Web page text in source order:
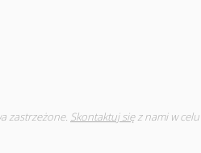
zastrzeżone. Skontaktuj sięz nami w